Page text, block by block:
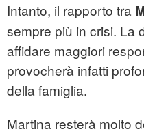
Intanto, il rapporto tra
sempre più in crisi. La
affidare maggiori
provocherà infatti
della famiglia.
Martina resterà molto